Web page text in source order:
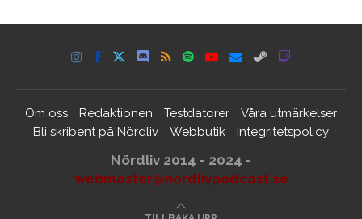
Om oss Redaktionen Testdatorer
Våra utmärkelser
Bli skribent på Nördliv
Webbutik Integritetspolicy
Nördliv 2014 - 2024 -
webmaster@nordlivpodcast.se